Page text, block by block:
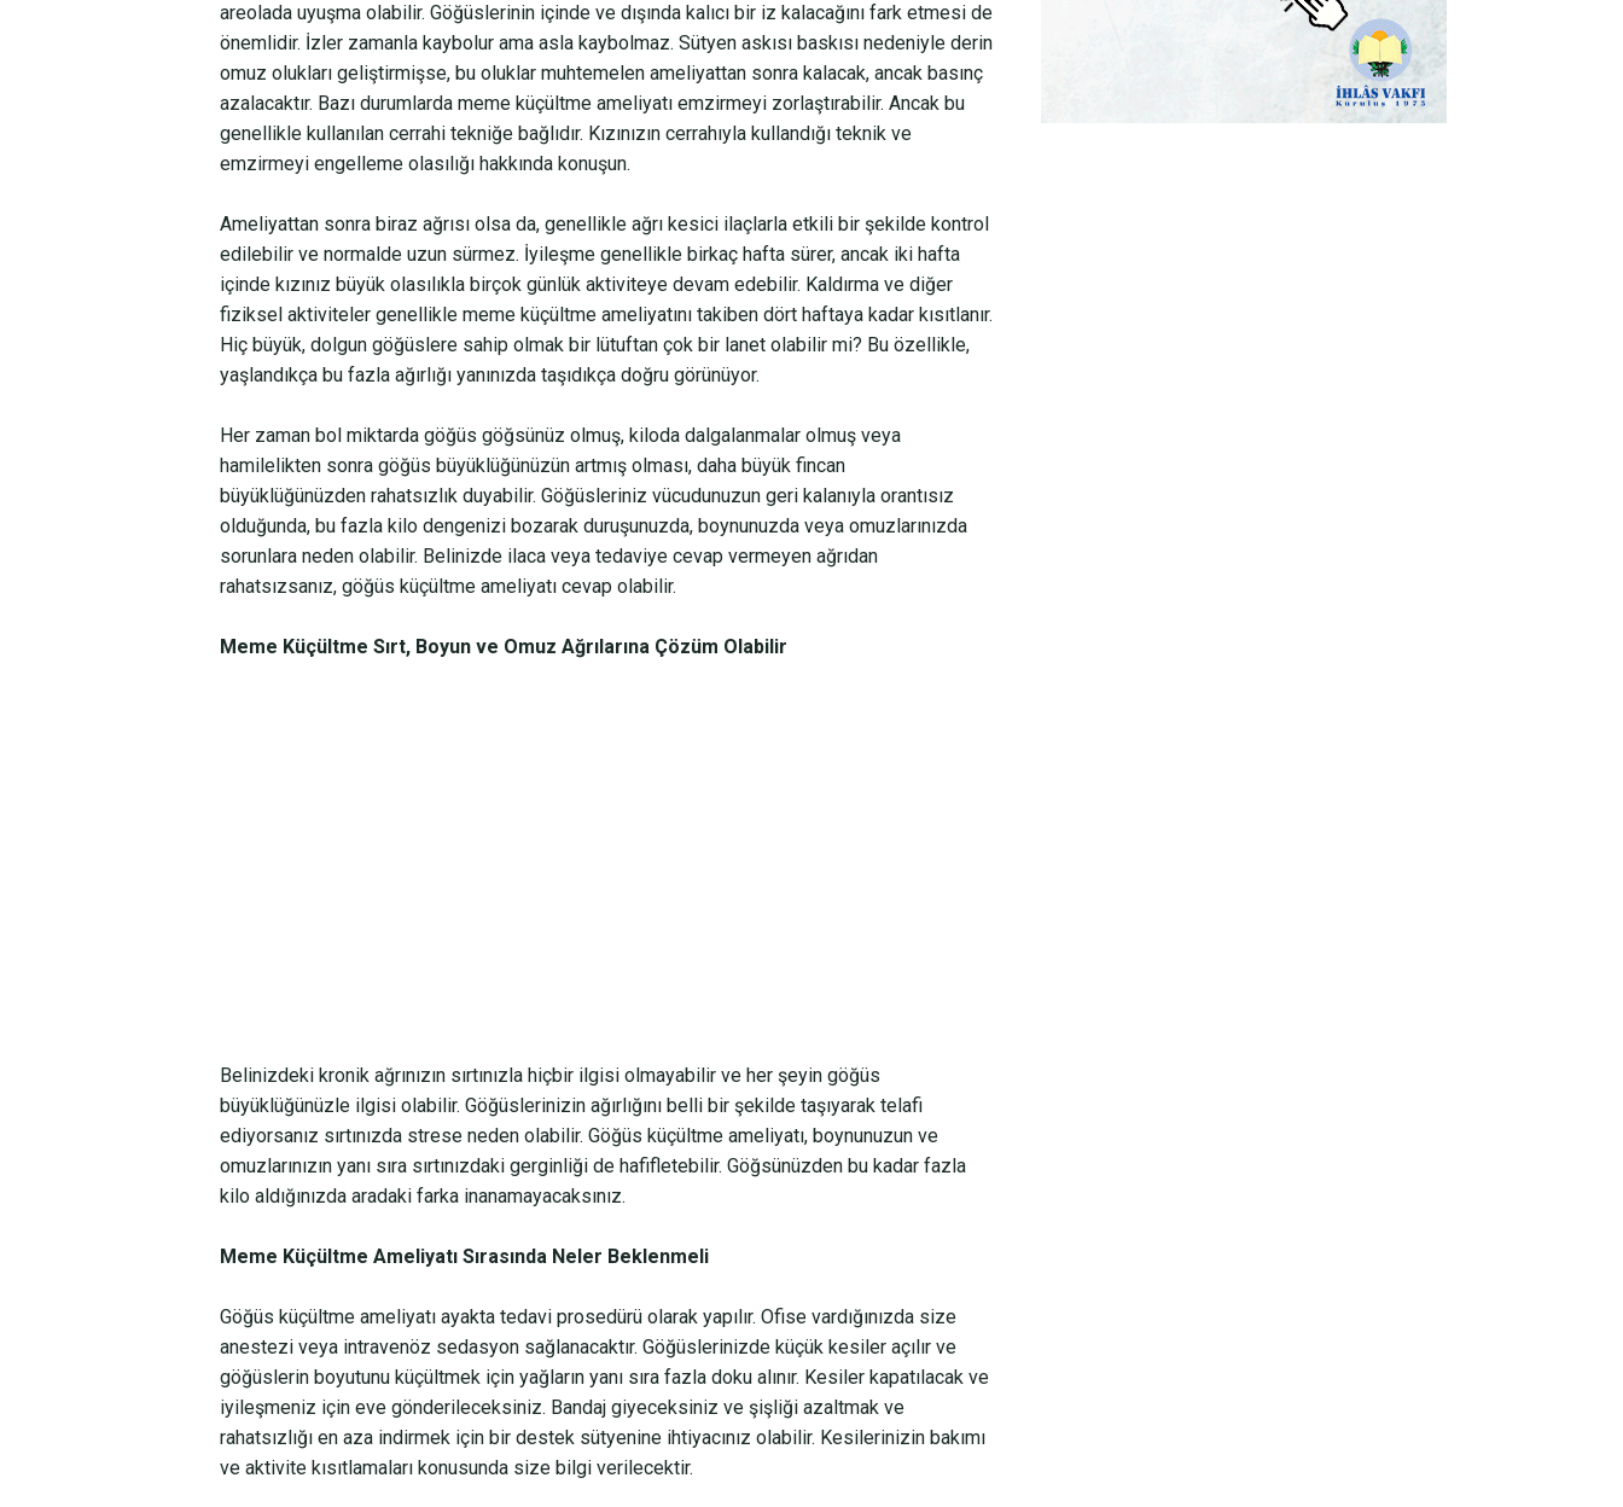
areolada uyuşma olabilir. Göğüslerinin içinde ve dışında kalıcı bir iz kalacağını fark etmesi de
önemlidir. İzler zamanla kaybolur ama asla kaybolmaz. Sütyen askısı baskısı nedeniyle derin
omuz olukları geliştirmişse, bu oluklar muhtemelen ameliyattan sonra kalacak, ancak basınç
azalacaktır. Bazı durumlarda meme küçültme ameliyatı emzirmeyi zorlaştırabilir. Ancak bu
genellikle kullanılan cerrahi tekniğe bağlıdır. Kızınızın cerrahıyla kullandığı teknik ve
emzirmeyi engelleme olasılığı hakkında konuşun.
Ameliyattan sonra biraz ağrısı olsa da, genellikle ağrı kesici ilaçlarla etkili bir şekilde kontrol
edilebilir ve normalde uzun sürmez. İyileşme genellikle birkaç hafta sürer, ancak iki hafta
içinde kızınız büyük olasılıkla birçok günlük aktiviteye devam edebilir. Kaldırma ve diğer
fiziksel aktiviteler genellikle meme küçültme ameliyatını takiben dört haftaya kadar kısıtlanır.
Hiç büyük, dolgun göğüslere sahip olmak bir lütuftan çok bir lanet olabilir mi? Bu özellikle,
yaşlandıkça bu fazla ağırlığı yanınızda taşıdıkça doğru görünüyor.
Her zaman bol miktarda göğüs göğsünüz olmuş, kiloda dalgalanmalar olmuş veya
hamilelikten sonra göğüs büyüklüğünüzün artmış olması, daha büyük fincan
büyüklüğünüzden rahatsızlık duyabilir. Göğüsleriniz vücudunuzun geri kalanıyla orantısız
olduğunda, bu fazla kilo dengenizi bozarak duruşunuzda, boynunuzda veya omuzlarınızda
sorunlara neden olabilir. Belinizde ilaca veya tedaviye cevap vermeyen ağrıdan
rahatsızsanız, göğüs küçültme ameliyatı cevap olabilir.
Meme Küçültme Sırt, Boyun ve Omuz Ağrılarına Çözüm Olabilir
Belinizdeki kronik ağrınızın sırtınızla hiçbir ilgisi olmayabilir ve her şeyin göğüs
büyüklüğünüzle ilgisi olabilir. Göğüslerinizin ağırlığını belli bir şekilde taşıyarak telafi
ediyorsanız sırtınızda strese neden olabilir. Göğüs küçültme ameliyatı, boynunuzun ve
omuzlarınızın yanı sıra sırtınızdaki gerginliği de hafifletebilir. Göğsünüzden bu kadar fazla
kilo aldığınızda aradaki farka inanamayacaksınız.
Meme Küçültme Ameliyatı Sırasında Neler Beklenmeli
Göğüs küçültme ameliyatı ayakta tedavi prosedürü olarak yapılır. Ofise vardığınızda size
anestezi veya intravenöz sedasyon sağlanacaktır. Göğüslerinizde küçük kesiler açılır ve
göğüslerin boyutunu küçültmek için yağların yanı sıra fazla doku alınır. Kesiler kapatılacak ve
iyileşmeniz için eve gönderileceksiniz. Bandaj giyeceksiniz ve şişliği azaltmak ve
rahatsızlığı en aza indirmek için bir destek sütyenine ihtiyacınız olabilir. Kesilerinizin bakımı
ve aktivite kısıtlamaları konusunda size bilgi verilecektir.